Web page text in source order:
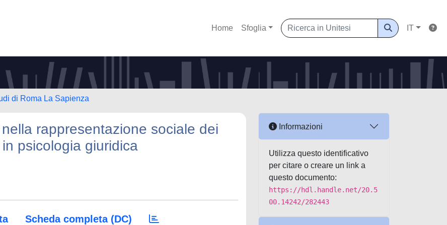
Home Sfoglia IT
di Roma La Sapienza
rappresentazione sociale dei
psicologia giuridica
Scheda completa (DC)
Informazioni
Utilizza questo identificativo
per citare o creare un link a
questo documento:
https://hdl.handle.net/20.5
00.14242/282443